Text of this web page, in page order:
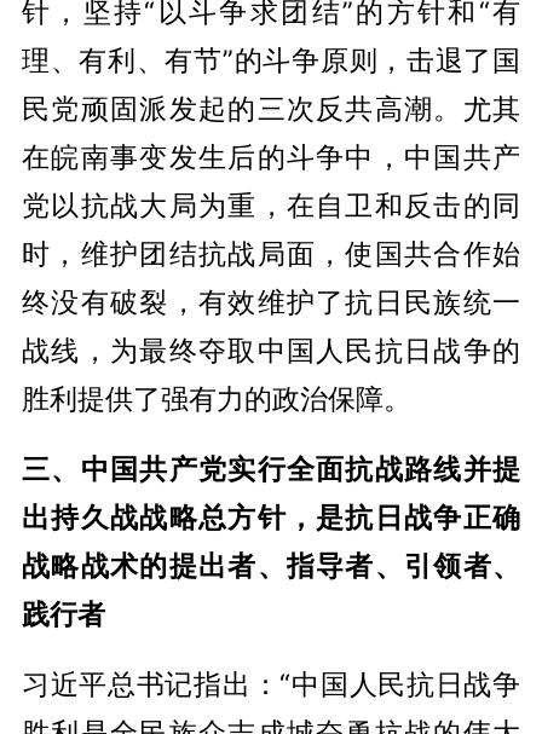
针，坚持“以斗争求团结”的方针和“有
理、有利、有节”的斗争原则，击退了国
民党顽固派发起的三次反共高潮。尤其
在皖南事变发生后的斗争中，中国共产
党以抗战大局为重，在自卫和反击的同
时，维护团结抗战局面，使国共合作始
终没有破裂，有效维护了抗日民族统一
战线，为最终夺取中国人民抗日战争的
胜利提供了强有力的政治保障。
三、中国共产党实行全面抗战路线并提
出持久战战略总方针，是抗日战争正确
战略战术的提出者、指导者、引领者、
践行者
习近平总书记指出：“中国人民抗日战争